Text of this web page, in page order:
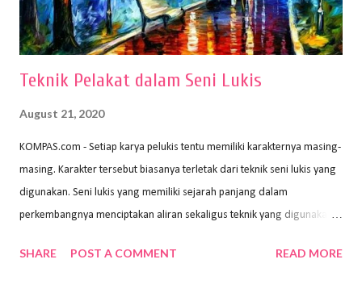
menggunakan pen...
Teknik Pelakat dalam Seni Lukis
August 21, 2020
KOMPAS.com - Setiap karya pelukis tentu memiliki karakternya masing-
masing. Karakter tersebut biasanya terletak dari teknik seni lukis yang
digunakan. Seni lukis yang memiliki sejarah panjang dalam
perkembangnya menciptakan aliran sekaligus teknik yang digunakan.
Wayan Kun Adnyana, teknik yang berbeda tentunya akan
SHARE POST A COMMENT READ MORE